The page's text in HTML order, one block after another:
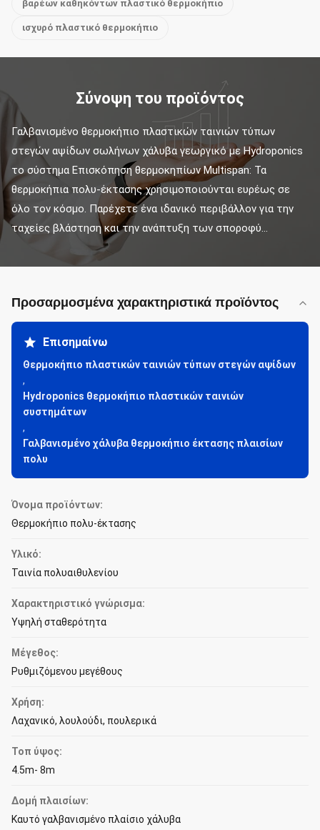
βαρέων καθηκόντων πλαστικό θερμοκήπιο
ισχυρό πλαστικό θερμοκήπιο
Σύνοψη του προϊόντος
Γαλβανισμένο θερμοκήπιο πλαστικών ταινιών τύπων
στεγών αψίδων σωλήνων χάλυβα γεωργικό με Hydroponics
το σύστημα Επισκόπηση θερμοκηπίων Multispan: Τα
θερμοκήπια πολυ-έκτασης χρησιμοποιούνται ευρέως σε
όλο τον κόσμο. Παρέχετε ένα ιδανικό περιβάλλον για την
ταχείες βλάστηση και την ανάπτυξη των σποροφύ...
Προσαρμοσμένα χαρακτηριστικά προϊόντος
Επισημαίνω
Θερμοκήπιο πλαστικών ταινιών τύπων στεγών αψίδων
,
Hydroponics θερμοκήπιο πλαστικών ταινιών
συστημάτων
,
Γαλβανισμένο χάλυβα θερμοκήπιο έκτασης πλαισίων
πολυ
Όνομα προϊόντων:
Θερμοκήπιο πολυ-έκτασης
Υλικό:
Ταινία πολυαιθυλενίου
Χαρακτηριστικό γνώρισμα:
Υψηλή σταθερότητα
Μέγεθος:
Ρυθμιζόμενου μεγέθους
Χρήση:
Λαχανικό, λουλούδι, πουλερικά
Τοπ ύψος:
4.5m- 8m
Δομή πλαισίων:
Καυτό γαλβανισμένο πλαίσιο χάλυβα